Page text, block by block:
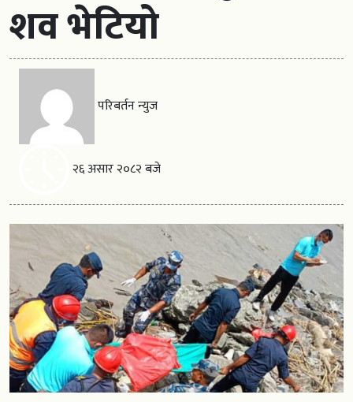
शव भेटियो
परिबर्तन न्युज
२६ असार २०८२ बजे